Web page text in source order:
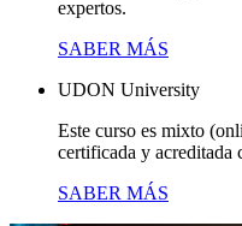
expertos.
SABER MÁS
UDON University
Este curso es mixto
certificada y acreditada
SABER MÁS